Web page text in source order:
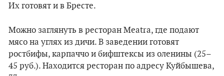
Их готовят и в Бресте.
Можно заглянуть в ресторан Meatra, где подают
мясо на углях из дичи. В заведении готовят
ростбифы, карпаччо и бифштексы из оленины (25–
45 руб.). Находится ресторан по адресу Куйбышева,